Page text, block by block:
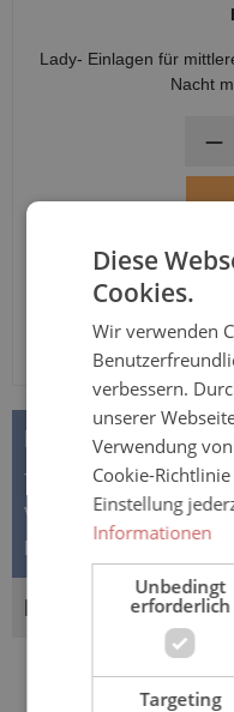
Lady- Einlagen für
Nacht
BESCHREIBUNG
TENA Lady DISCREET
Vorteilspack Ein Plus an
BEWERTUNGEN
Diese
Cookies.
Wir verwenden
verbessern.
unserer
Verwendung
Cookie-
Einstellung
Informationen
Unbedingt
erforderlich
Targeting